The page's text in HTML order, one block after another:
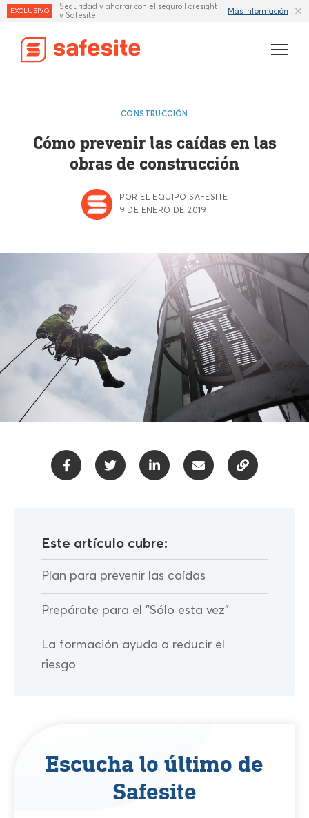
EXCLUSIVO
Seguridad y ahorrar con el seguro Foresight
y Safesite
Más información
Industrias
Recursos
CONSTRUCCIÓN
Cómo prevenir las caídas en las
obras de construcción
POR EL EQUIPO SAFESITE
9 DE ENERO DE 2019
Este artículo cubre:
Plan para prevenir las caídas
Prepárate para el "Sólo esta vez"
La formación ayuda a reducir el
riesgo
Escucha lo último de
Safesite